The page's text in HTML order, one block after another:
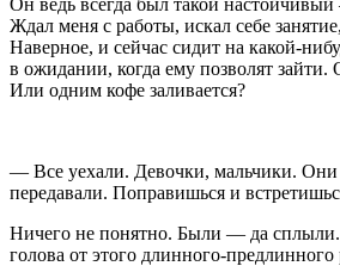
Ждал меня с работы, искал себе
Наверное, и сейчас сидит на какой-
в ожидании, когда ему позволят зайти.
Или одним кофе заливается?
— Все уехали. Девочки, мальчики. Они
передавали. Поправишься и
Ничего не понятно. Были — да сплыли.
голова от этого длинного-предлинного